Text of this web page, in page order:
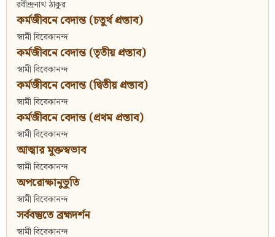
রবীন্দ্রনাথ ঠাকুর
কর্মজীবনে বেদান্ত (চতুর্থ প্রস্তাব)
স্বামী বিবেকানন্দ
কর্মজীবনে বেদান্ত (তৃতীয় প্রস্তাব)
স্বামী বিবেকানন্দ
কর্মজীবনে বেদান্ত (দ্বিতীয় প্রস্তাব)
স্বামী বিবেকানন্দ
কর্মজীবনে বেদান্ত (প্রথম প্রস্তাব)
স্বামী বিবেকানন্দ
আত্মার মুক্তস্বভাব
স্বামী বিবেকানন্দ
অপরোক্ষানুভূতি
স্বামী বিবেকানন্দ
সর্ববস্তুতে ব্রহ্মদর্শন
স্বামী বিবেকানন্দ